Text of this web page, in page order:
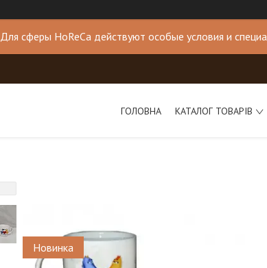
Для сферы HoReCa действуют особые условия и
ГОЛОВНА КАТАЛОГ ТОВАРІВ
Новинка